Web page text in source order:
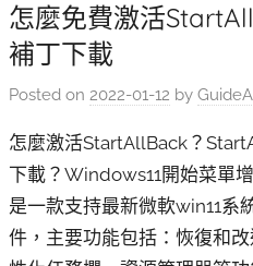
怎麼免費激活
補丁下載
Posted on 2022-01-12 by
怎麼激活StartAllBack？
下載？Windows11開始菜單
是一款支持最新微軟win11系
件，主要功能包括：恢復和